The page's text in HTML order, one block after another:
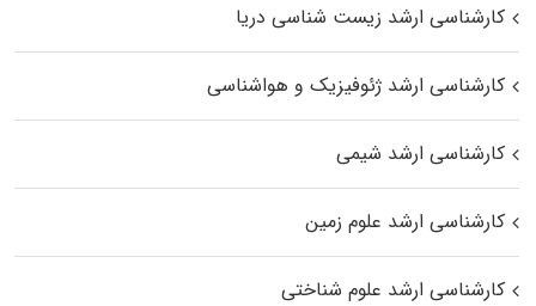
کارشناسی ارشد زیست‌ شناسی دریا
کارشناسی ارشد ژئوفیزیک و هواشناسی
کارشناسی ارشد شیمی
کارشناسی ارشد علوم زمین
کارشناسی ارشد علوم شناختی